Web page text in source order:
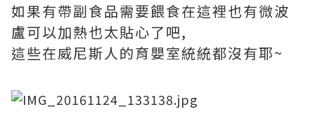
如果有帶副食品需要餵食在這裡也有微波
盧可以加熱也太貼心了吧,
這些在威尼斯人的育嬰室統統都沒有耶~